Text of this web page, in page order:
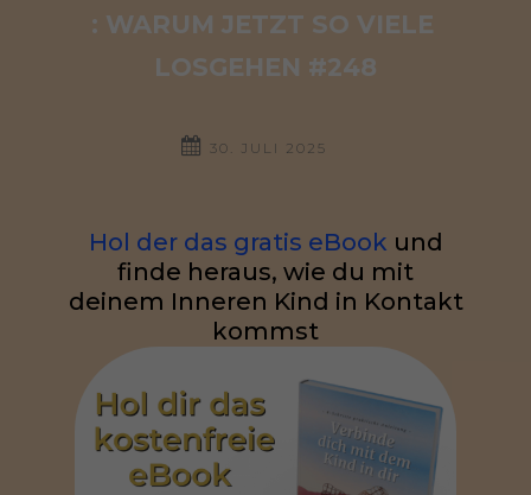
: WARUM JETZT SO VIELE
LOSGEHEN #248
30. JULI 2025
Hol der das gratis eBook und
finde heraus, wie du mit
deinem Inneren Kind in Kontakt
kommst